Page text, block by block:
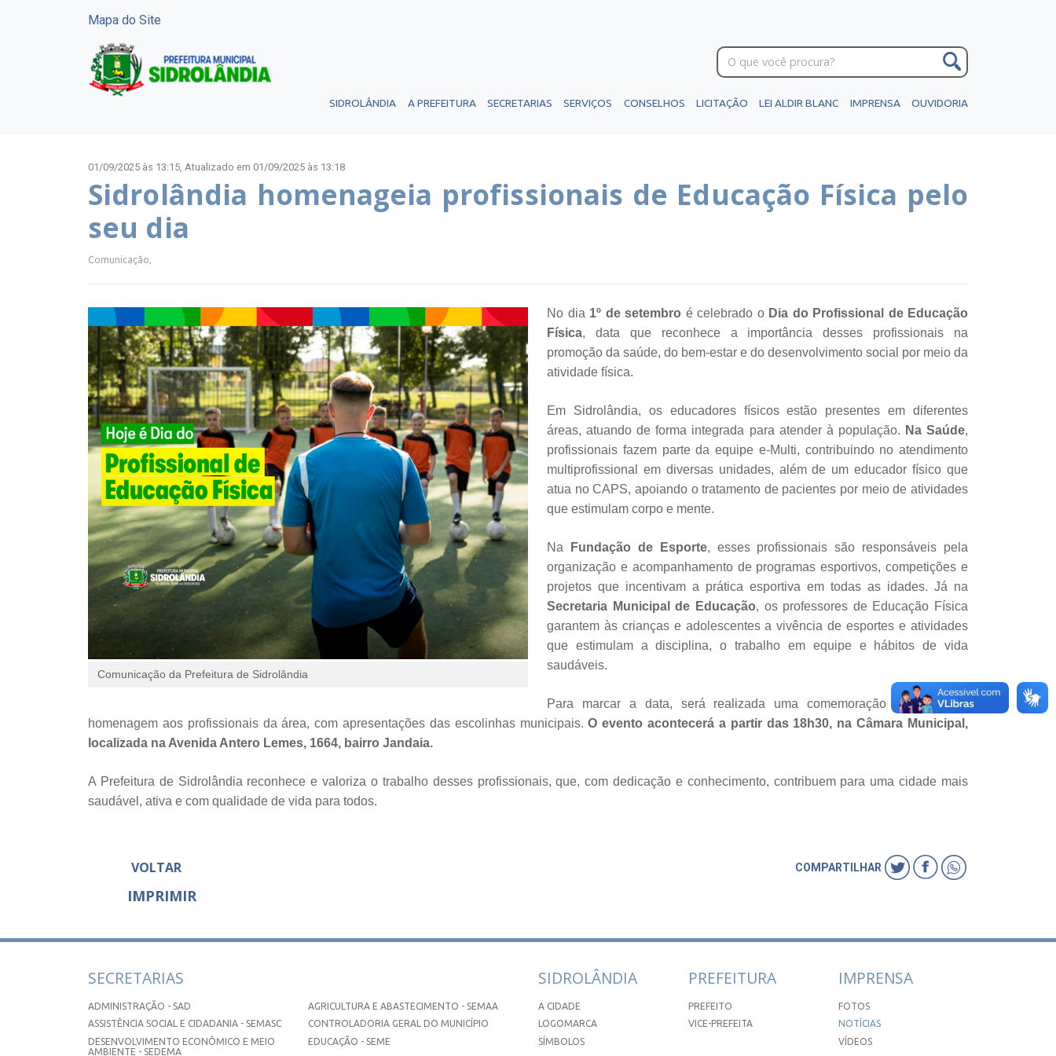
Mapa do Site
SIDROLÂNDIA A PREFEITURA SECRETARIAS SERVIÇOS CONSELHOS LICITAÇÃO LEI ALDIR BLANC IMPRENSA OUVIDORIA
01/09/2025 às 13:15, Atualizado em 01/09/2025 às 13:18
Sidrolândia homenageia profissionais de Educação Física pelo
seu dia
Comunicação,
Comunicação da Prefeitura de Sidrolândia
No dia 1º de setembro é celebrado o Dia do Profissional de Educação
Física, data que reconhece a importância desses profissionais na
promoção da saúde, do bem-estar e do desenvolvimento social por meio da
atividade física.
Em Sidrolândia, os educadores físicos estão presentes em diferentes
áreas, atuando de forma integrada para atender à população. Na Saúde,
profissionais fazem parte da equipe e-Multi, contribuindo no atendimento
multiprofissional em diversas unidades, além de um educador físico que
atua no CAPS, apoiando o tratamento de pacientes por meio de atividades
que estimulam corpo e mente.
Na Fundação de Esporte, esses profissionais são responsáveis pela
organização e acompanhamento de programas esportivos, competições e
projetos que incentivam a prática esportiva em todas as idades. Já na
Secretaria Municipal de Educação, os professores de Educação Física
garantem às crianças e adolescentes a vivência de esportes e atividades
que estimulam a disciplina, o trabalho em equipe e hábitos de vida
saudáveis.
Para marcar a data, será realizada uma comemoração especial em
homenagem aos profissionais da área, com apresentações das escolinhas municipais.O evento acontecerá a partir das 18h30, na Câmara Municipal,
localizada na Avenida Antero Lemes, 1664, bairro Jandaia.
A Prefeitura de Sidrolândia reconhece e valoriza o trabalho desses profissionais, que, com dedicação e conhecimento, contribuem para uma cidade mais
saudável, ativa e com qualidade de vida para todos.
VOLTAR
IMPRIMIR
COMPARTILHAR
SECRETARIAS
ADMINISTRAÇÃO - SAD
AGRICULTURA E ABASTECIMENTO - SEMAA
ASSISTÊNCIA SOCIAL E CIDADANIA - SEMASC
CONTROLADORIA GERAL DO MUNICÍPIO
DESENVOLVIMENTO ECONÔMICO E MEIO
AMBIENTE - SEDEMA
EDUCAÇÃO - SEME
SIDROLÂNDIA
A CIDADE
LOGOMARCA
SÍMBOLOS
PREFEITURA
PREFEITO
VICE-PREFEITA
IMPRENSA
FOTOS
NOTÍCIAS
VÍDEOS